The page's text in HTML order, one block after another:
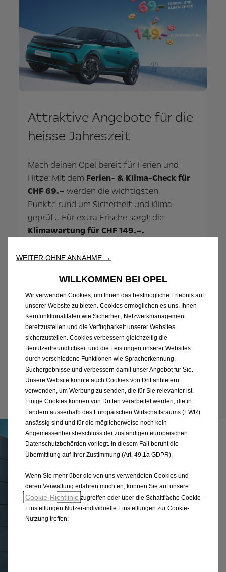
Attraktive Angebote für die
heisse Jahreszeit
Mach deinen Opel bereit für Ferien und
Hitze: Mit dem Ferien- & Klima-Check für
CHF 69.– werden die wichtigsten
Punkte rund um Sicherheit und Klima
geprüft. Für extra Frische sorgt die
Klimawartung für CHF 149.–.
Und für alle, die elektrisch unterwegs sind:
Elektrozubehörfürs Laden zu Hause und
unterwegs.
Zum Angebot
WEITER OHNE ANNAHME →
WILLKOMMEN BEI OPEL
Wir verwenden Cookies, um Ihnen das bestmögliche Erlebnis auf
unserer Website zu bieten. Cookies ermöglichen es uns, Ihnen
Kernfunktionalitäten wie Sicherheit, Netzwerkmanagement
bereitzustellen und die Verfügbarkeit unserer Websites
sicherzustellen. Cookies verbessern gleichzeitig die
Benutzerfreundlichkeit und die Leistungen unserer Websites
durch verschiedene Funktionen wie Spracherkennung,
Suchergebnisse und verbessern damit unser Angebot für Sie.
Unsere Website könnte auch Cookies von Drittanbietern
verwenden, um Werbung zu senden, die für Sie relevanter ist.
Einige Cookies können von Dritten verarbeitet werden, die in
Ländern ausserhalb des Europäischen Wirtschaftsraums (EWR)
ansässig sind und für die möglicherweise noch kein
Angemessenheitsbeschluss der zuständigen europäischen
Datenschutzbehörden vorliegt. In diesem Fall beruht die
Übermittlung auf Ihrer Zustimmung (Art. 49.1a GDPR).
Wenn Sie mehr über die von uns verwendeten Cookies und
deren Verwaltung erfahren möchten, können Sie auf unsere
Cookie-Richtlinie zugreifen oder über die Schaltfläche Cookie-
Einstellungen Nutzer-individuelle Einstellungen zur Cookie-
Nutzung treffen: